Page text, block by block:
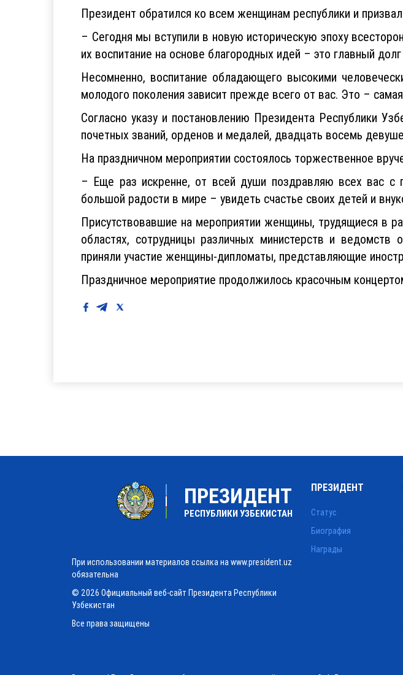
Президент обратился ко всем женщинам республики и
– Сегодня мы вступили в новую историческую эпоху
их воспитание на основе благородных идей – это главный
Несомненно, воспитание обладающего высокими
молодого поколения зависит прежде всего от вас. Это –
Согласно указу и постановлению Президента Республики
почетных званий, орденов и медалей, двадцать восемь
На праздничном мероприятии состоялось торжественное
– Еще раз искренне, от всей души поздравляю всех вас
большой радости в мире – увидеть счастье своих детей и
Присутствовавшие на мероприятии женщины, трудящиеся в
областях, сотрудницы различных министерств и
приняли участие женщины-дипломаты, представляющие
Праздничное мероприятие продолжилось красочным
ПРЕЗИДЕНТ
РЕСПУБЛИКИ УЗБЕКИСТАН
При использовании материалов ссылка на www.president.uz
обязательна
© 2026 Официальный веб-сайт Президента Республики
Узбекистан
Все права защищены
ПРЕЗИДЕНТ
Статус
Биография
Награды